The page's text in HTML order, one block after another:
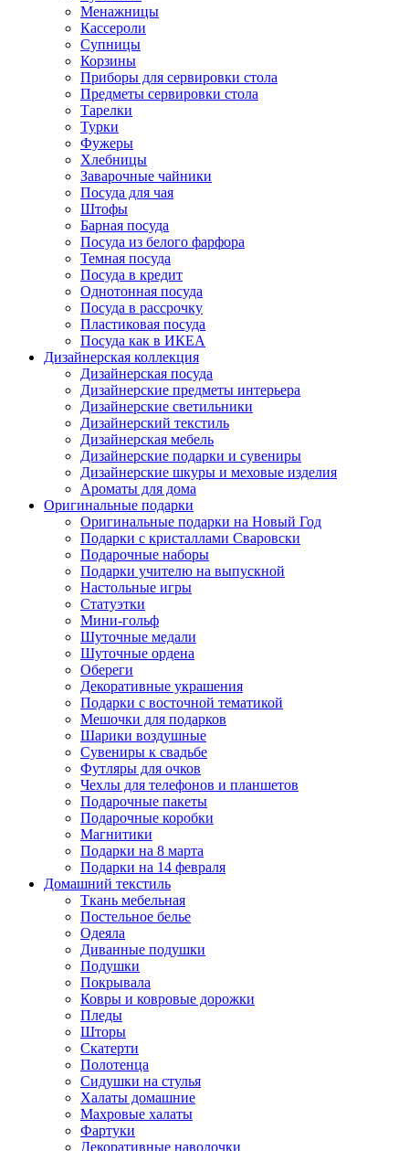
Менажницы
Кассероли
Супницы
Корзины
Приборы для сервировки стола
Предметы сервировки стола
Тарелки
Турки
Фужеры
Хлебницы
Заварочные чайники
Посуда для чая
Штофы
Барная посуда
Посуда из белого фарфора
Темная посуда
Посуда в кредит
Однотонная посуда
Посуда в рассрочку
Пластиковая посуда
Посуда как в ИКЕА
Дизайнерская коллекция
Дизайнерская посуда
Дизайнерские предметы интерьера
Дизайнерские светильники
Дизайнерский текстиль
Дизайнерская мебель
Дизайнерские подарки и сувениры
Дизайнерские шкуры и меховые изделия
Ароматы для дома
Оригинальные подарки
Оригинальные подарки на Новый Год
Подарки с кристаллами Сваровски
Подарочные наборы
Подарки учителю на выпускной
Настольные игры
Статуэтки
Мини-гольф
Шуточные медали
Шуточные ордена
Обереги
Декоративные украшения
Подарки с восточной тематикой
Мешочки для подарков
Шарики воздушные
Сувениры к свадьбе
Футляры для очков
Чехлы для телефонов и планшетов
Подарочные пакеты
Подарочные коробки
Магнитики
Подарки на 8 марта
Подарки на 14 февраля
Домашний текстиль
Ткань мебельная
Постельное белье
Одеяла
Диванные подушки
Подушки
Покрывала
Ковры и ковровые дорожки
Пледы
Шторы
Скатерти
Полотенца
Сидушки на стулья
Халаты домашние
Махровые халаты
Фартуки
Декоративные наволочки